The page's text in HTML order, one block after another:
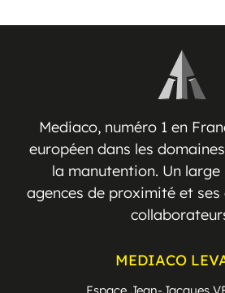
Mediaco, numéro 1 en
européen dans les
la manutention. Un large
agences de proximité et ses
MEDIACO